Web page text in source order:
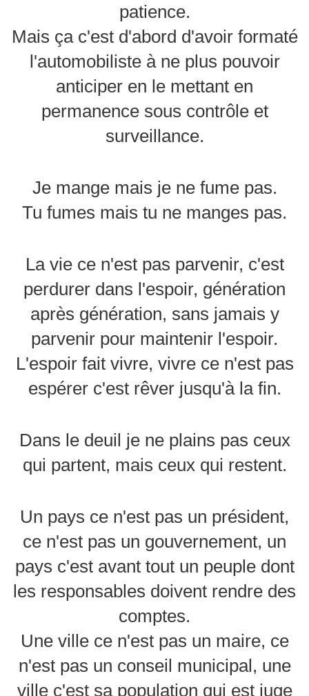
patience.
Mais ça c'est d'abord d'avoir formaté
l'automobiliste à ne plus pouvoir
anticiper en le mettant en
permanence sous contrôle et
surveillance.
Je mange mais je ne fume pas.
Tu fumes mais tu ne manges pas.
La vie ce n'est pas parvenir, c'est
perdurer dans l'espoir, génération
après génération, sans jamais y
parvenir pour maintenir l'espoir.
L'espoir fait vivre, vivre ce n'est pas
espérer c'est rêver jusqu'à la fin.
Dans le deuil je ne plains pas ceux
qui partent, mais ceux qui restent.
Un pays ce n'est pas un président,
ce n'est pas un gouvernement, un
pays c'est avant tout un peuple dont
les responsables doivent rendre des
comptes.
Une ville ce n'est pas un maire, ce
n'est pas un conseil municipal, une
ville c'est sa population qui est juge